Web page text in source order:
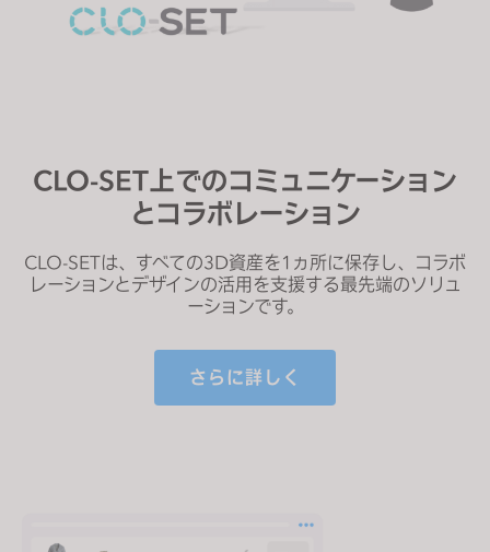
CLO-SET上でのコミュニケーション
とコラボレーション
CLO-SETは、すべての3D資産を1ヵ所に保存し、コラボ
レーションとデザインの活用を支援する最先端のソリュ
ーションです。
さらに詳しく